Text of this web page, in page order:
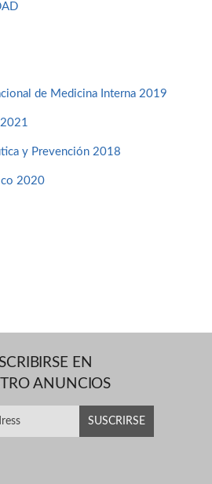
de Medicina Interna 2019
y Prevención 2018
2020
EN
ANUNCIOS